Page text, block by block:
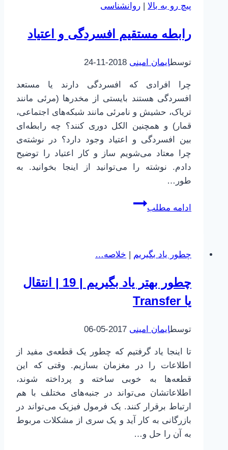
کنترل
|
vs
پیچ رو به بالا | روانشناسی
رابطه مستقیم افسردگی و اعتیاد
توسطایمان امینی 2018-11-24
چرا افرادی که افسردگی دارند یا مستعد
افسردگی هستند بایستی از مخدرها (مرئی مانند
تریاک، حشیش و نامرئی مانند شبکه‌های اجتماعی،
قمار) و همچنین الکل دوری کنند؟ چه رابطه‌ای
بین افسردگی و اعتیاد وجود دارد؟ در نوشته‌ی
چرا معتاد می‌شویم ساز و کار اعتیاد را توضیح
دادم. نوشته را می‌توانید از اینجا بخوانید. به
طور…
ادامه مطلب
رابطه
اعتیاد
چطور یاد بگیریم | خلاصه…
چطور بهتر یاد بگیریم | 19 | انتقال
یا Transfer
توسطایمان امینی 2017-05-06
تا اینجا یاد گرفتیم که چطور یک قطعه‌ی مفید از
اطلاعات را در مغزمان بسازیم. وقتی که این
قطعه‌ها به خوبی ساخته و پرداخته شوند،
اطلاعاتشان می‌تواند در جنبه‌های مختلف با هم
ارتباط برقرار کنند. یک فرمول فیزیک می‌تواند در
بازرگانی به کار آید و یک سری از مشکلات مربوط
به آن را حل و…